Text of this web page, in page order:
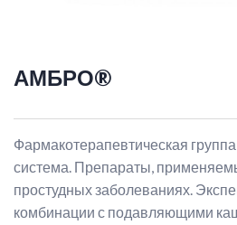
АМБРО®
Фармакотерапевтическая
система. Препараты,
простудных заболеваниях.
комбинации с подавляющими